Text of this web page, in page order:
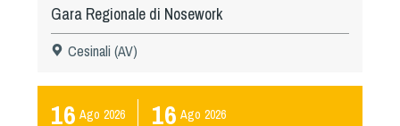
Gara Regionale di Nosework
Cesinali (AV)
16 Ago 2026 16 Ago 2026